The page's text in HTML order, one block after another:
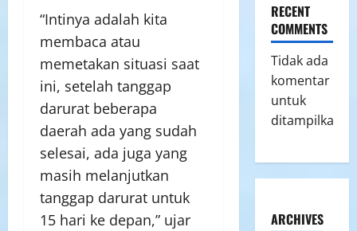
“Intinya adalah kita
membaca atau
memetakan situasi saat
ini, setelah tanggap
darurat beberapa
daerah ada yang sudah
selesai, ada juga yang
masih melanjutkan
tanggap darurat untuk
15 hari ke depan,” ujar
RECENT
COMMENTS
Tidak ada
komentar
untuk
ditampilkan.
ARCHIVES